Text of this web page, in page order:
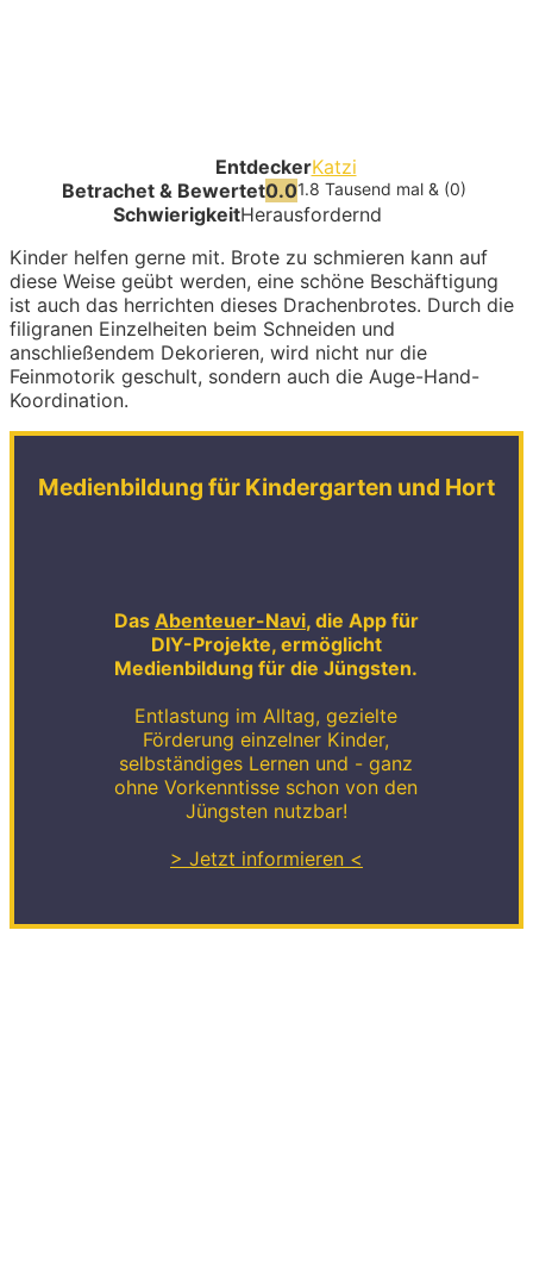
EntdeckerKatzi
Betrachet & Bewertet0.01.8 Tausend mal & (0)
SchwierigkeitHerausfordernd
Kinder helfen gerne mit. Brote zu schmieren kann auf
diese Weise geübt werden, eine schöne Beschäftigung
ist auch das herrichten dieses Drachenbrotes. Durch die
filigranen Einzelheiten beim Schneiden und
anschließendem Dekorieren, wird nicht nur die
Feinmotorik geschult, sondern auch die Auge-Hand-
Koordination.
Medienbildung für Kindergarten und Hort
Das Abenteuer-Navi, die App für
DIY-Projekte, ermöglicht
Medienbildung für die Jüngsten.
Entlastung im Alltag, gezielte
Förderung einzelner Kinder,
selbständiges Lernen und - ganz
ohne Vorkenntisse schon von den
Jüngsten nutzbar!
> Jetzt informieren <